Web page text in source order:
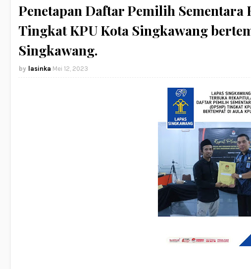
Penetapan Daftar Pemilih
Tingkat KPU Kota Singkawang
Singkawang.
lasinka Mei 12, 2023